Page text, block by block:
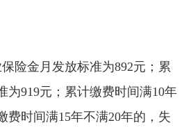
金月发放标准为892元；累
为919元；累计缴费时间满10年
费时间满15年不满20年的，失